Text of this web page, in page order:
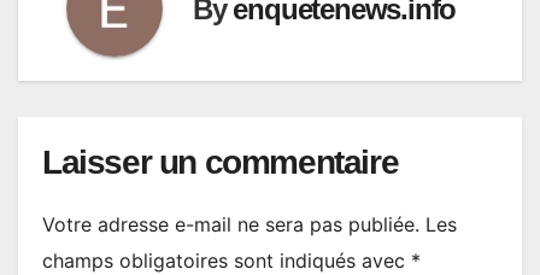
Byenquetenews.info
Laisser un commentaire
Votre adresse e-mail ne sera pas publiée. Les
champs obligatoires sont indiqués avec *